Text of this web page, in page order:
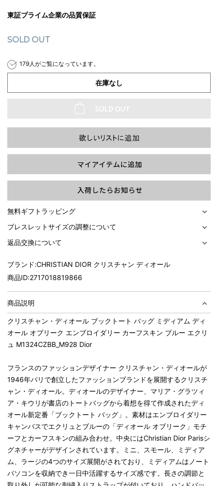
過去の特集をすべて見る>>
東証プライム企業の品質保証
SOLD OUT
179人がご覧になっています。
在庫なし
無料ギフトラッピング
ブレスレットサイズの調整について
返品交換について
ブランド:CHRISTIAN DIOR クリスチャン ディオール
商品ID:2717018819866
商品説明
クリスチャン・ディオール ブックトート バッグ ミディアム ディ
オール オブリーク エンブロイダリー カーフスキン ブルー エクリ
ュ M1324CZBB_M928 Dior
フランスのファッションデザイナー クリスチャン・ディオールが
1946年パリで創立したファッションブランドを展開するクリスチ
ャン・ディオール。ディオールのデザイナー、マリア・グラツィ
ア・キウリが書店のトートバッグから着想を得て作成されたディ
オール新定番「ブックトート バッグ」。素材はエンブロイダリー
キャンバスでエクリュとブルーの「ディオール オブリーク」モチ
ーフとカーフスキンの組み合わせ。中央にはChristian Dior Parisシ
グネチャーがデザインされています。ミニ、スモール、ミディア
ム、ラージの4つのサイズ展開がされており、ミディアムはノート
パソコンを収納でき一日中活躍するサイズ感です。長さの調節と